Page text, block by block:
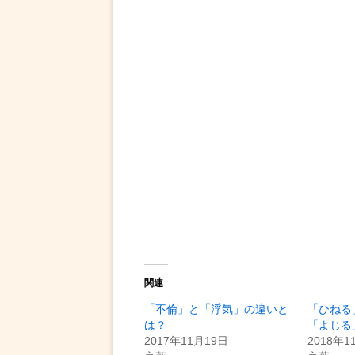
関連
「不倫」と「浮気」の違いと
は？
2017年11月19日
「ひね
「よじ
2018年